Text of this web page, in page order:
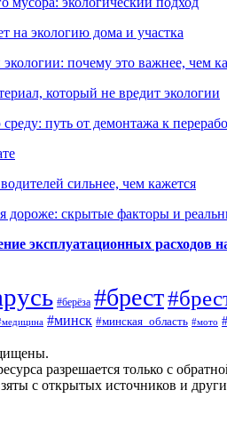
на экологию дома и участка
почему это важнее, чем
который не вредит экологии
путь от демонтажа к
сильнее, чем кажется
дороже: скрытые факторы и
эксплуатационных расходов
#берёза #брест
#минск #минская_область #мото
разрешается только с
с открытых источников и